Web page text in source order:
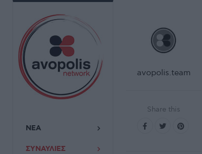
ΝΕΑ
ΣΥΝΑΥΛΙΕΣ
avopolis.team
Share this